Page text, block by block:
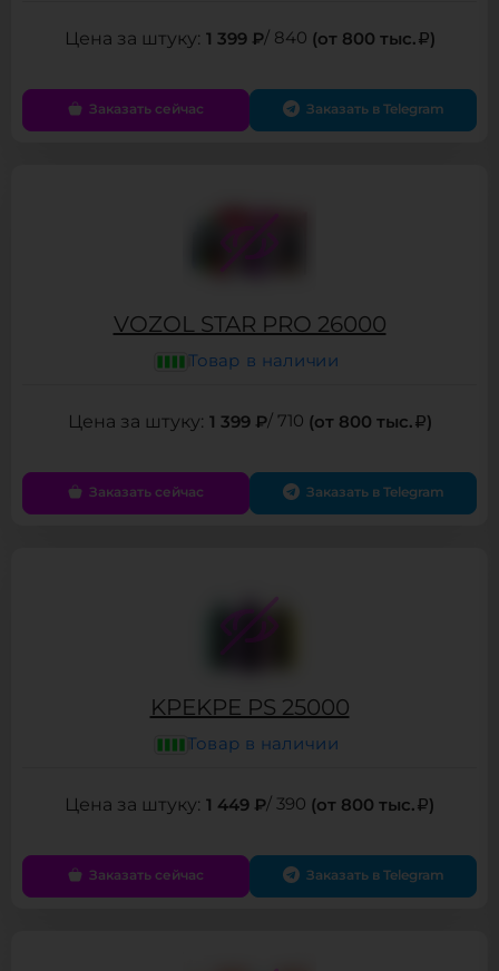
1 399 ₽/ 840 (от 800 тыс. )
Заказать сейчас Заказать в Telegram
VOZOL STAR PRO 26000
Товар в наличии
1 399 ₽/ 710 (от 800 тыс. )
Заказать сейчас Заказать в Telegram
KPEKPE PS 25000
Товар в наличии
1 449 ₽/ 390 (от 800 тыс. )
Заказать сейчас Заказать в Telegram